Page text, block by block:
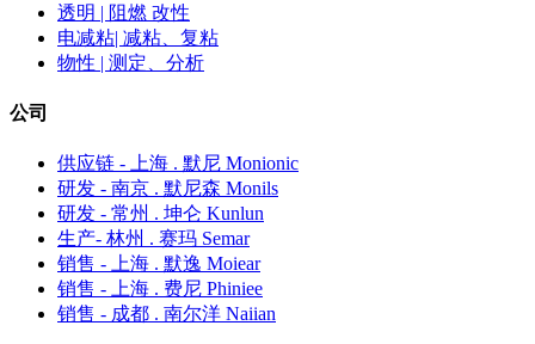
透明 | 阻燃 改性
电减粘| 减粘、复粘
物性 | 测定、分析
公司
供应链 - 上海 . 默尼 Monionic
研发 - 南京 . 默尼森 Monils
研发 - 常州 . 坤仑 Kunlun
生产- 林州 . 赛玛 Semar
销售 - 上海 . 默逸 Moiear
销售 - 上海 . 费尼 Phiniee
销售 - 成都 . 南尔洋 Naiian